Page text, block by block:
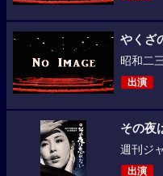
やくざ
昭和二
出演
その夜
週刊ジ
出演